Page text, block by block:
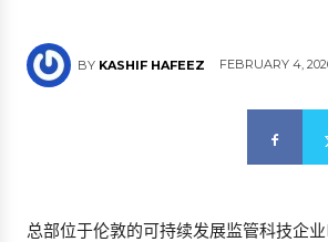
BY KASHIF HAFEEZ FEBRUARY 4,
总部位于伦敦的可持续发展监管科技企